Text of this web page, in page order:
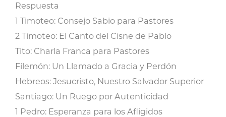
Respuesta
1 Timoteo: Consejo Sabio para Pastores
2 Timoteo: El Canto del Cisne de Pablo
Tito: Charla Franca para Pastores
Filemón: Un Llamado a Gracia y Perdón
Hebreos: Jesucristo, Nuestro Salvador Superior
Santiago: Un Ruego por Autenticidad
1 Pedro: Esperanza para los Afligidos